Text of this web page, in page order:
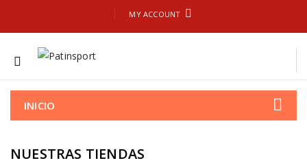
MY ACCOUNT
INICIO
NUESTRAS TIENDAS